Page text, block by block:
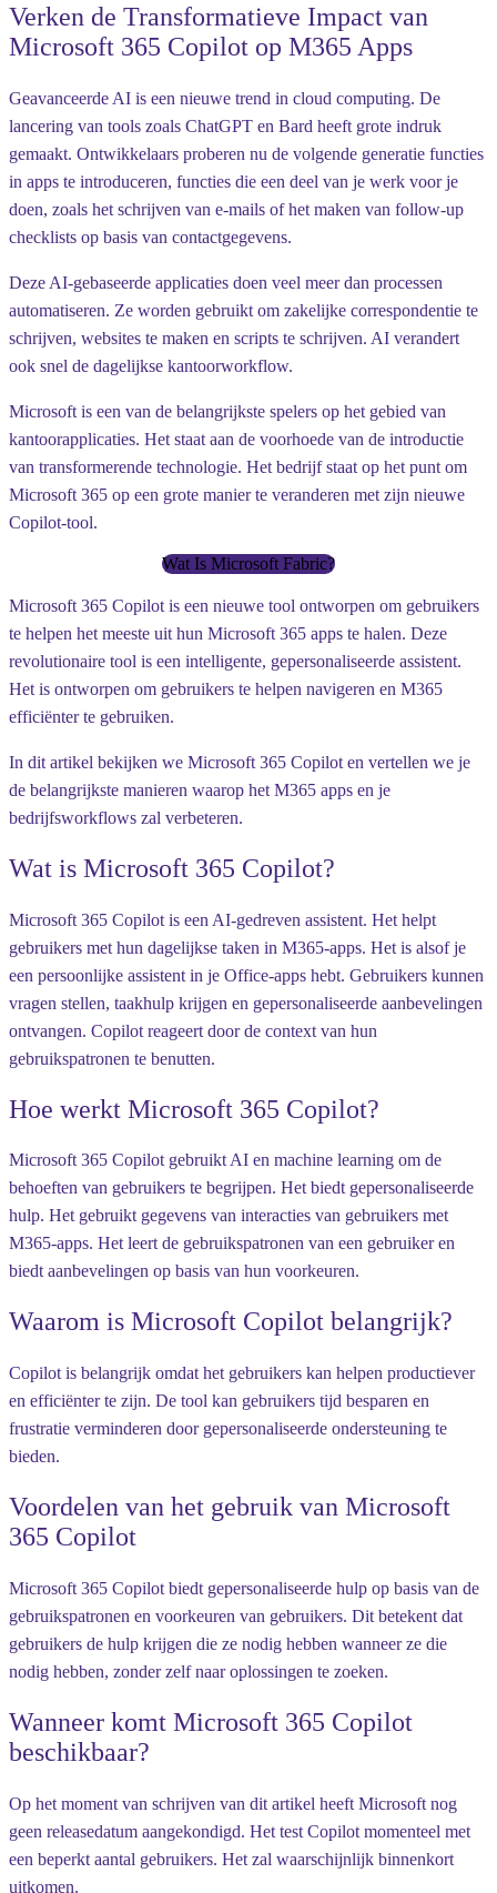
Verken de Transformatieve Impact van
Microsoft 365 Copilot op M365 Apps
Geavanceerde AI is een nieuwe trend in cloud computing. De
lancering van tools zoals ChatGPT en Bard heeft grote indruk
gemaakt. Ontwikkelaars proberen nu de volgende generatie functies
in apps te introduceren, functies die een deel van je werk voor je
doen, zoals het schrijven van e-mails of het maken van follow-up
checklists op basis van contactgegevens.
Deze AI-gebaseerde applicaties doen veel meer dan processen
automatiseren. Ze worden gebruikt om zakelijke correspondentie te
schrijven, websites te maken en scripts te schrijven. AI verandert
ook snel de dagelijkse kantoorworkflow.
Microsoft is een van de belangrijkste spelers op het gebied van
kantoorapplicaties. Het staat aan de voorhoede van de introductie
van transformerende technologie. Het bedrijf staat op het punt om
Microsoft 365 op een grote manier te veranderen met zijn nieuwe
Copilot-tool.
Wat Is Microsoft Fabric?
Microsoft 365 Copilot is een nieuwe tool ontworpen om gebruikers
te helpen het meeste uit hun Microsoft 365 apps te halen. Deze
revolutionaire tool is een intelligente, gepersonaliseerde assistent.
Het is ontworpen om gebruikers te helpen navigeren en M365
efficiënter te gebruiken.
In dit artikel bekijken we Microsoft 365 Copilot en vertellen we je
de belangrijkste manieren waarop het M365 apps en je
bedrijfsworkflows zal verbeteren.
Wat is Microsoft 365 Copilot?
Microsoft 365 Copilot is een AI-gedreven assistent. Het helpt
gebruikers met hun dagelijkse taken in M365-apps. Het is alsof je
een persoonlijke assistent in je Office-apps hebt. Gebruikers kunnen
vragen stellen, taakhulp krijgen en gepersonaliseerde aanbevelingen
ontvangen. Copilot reageert door de context van hun
gebruikspatronen te benutten.
Hoe werkt Microsoft 365 Copilot?
Microsoft 365 Copilot gebruikt AI en machine learning om de
behoeften van gebruikers te begrijpen. Het biedt gepersonaliseerde
hulp. Het gebruikt gegevens van interacties van gebruikers met
M365-apps. Het leert de gebruikspatronen van een gebruiker en
biedt aanbevelingen op basis van hun voorkeuren.
Waarom is Microsoft Copilot belangrijk?
Copilot is belangrijk omdat het gebruikers kan helpen productiever
en efficiënter te zijn. De tool kan gebruikers tijd besparen en
frustratie verminderen door gepersonaliseerde ondersteuning te
bieden.
Voordelen van het gebruik van Microsoft
365 Copilot
Microsoft 365 Copilot biedt gepersonaliseerde hulp op basis van de
gebruikspatronen en voorkeuren van gebruikers. Dit betekent dat
gebruikers de hulp krijgen die ze nodig hebben wanneer ze die
nodig hebben, zonder zelf naar oplossingen te zoeken.
Wanneer komt Microsoft 365 Copilot
beschikbaar?
Op het moment van schrijven van dit artikel heeft Microsoft nog
geen releasedatum aangekondigd. Het test Copilot momenteel met
een beperkt aantal gebruikers. Het zal waarschijnlijk binnenkort
uitkomen.